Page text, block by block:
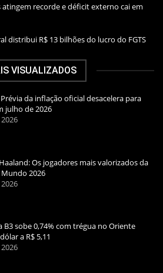
atingem recorde e déficit externo cai em
distribui R$ 13 bilhões do lucro do FGTS
VISUALIZADOS
Prévia da inflação oficial desacelera para
julho de 2026
Os jogadores mais valorizados da
2026
B3 sobe 0,74% com trégua no Oriente
a R$ 5,11